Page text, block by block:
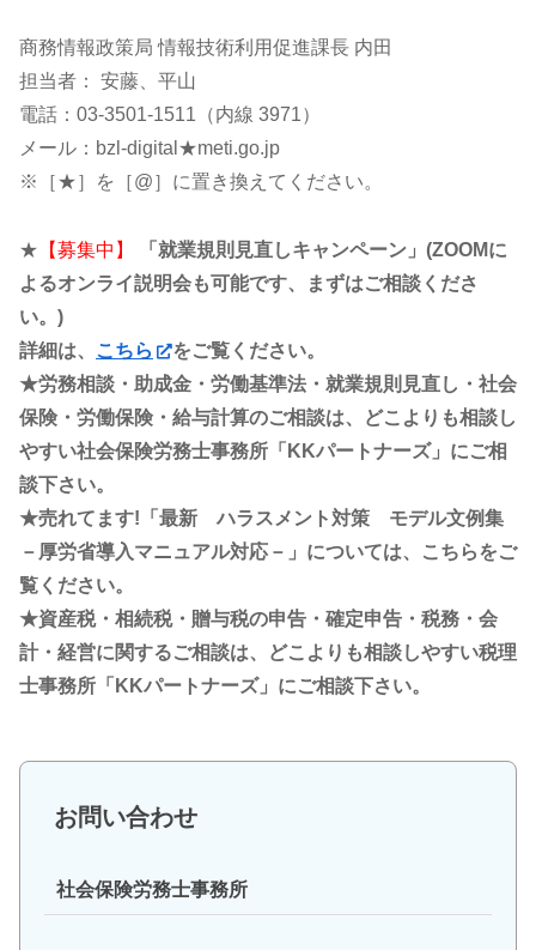
商務情報政策局 情報技術利用促進課長 内田
担当者： 安藤、平山
電話：03-3501-1511（内線 3971）
メール：bzl-digital★meti.go.jp
※［★］を［@］に置き換えてください。
★ 【募集中】
「就業規則見直しキャンペーン」(ZOOMに
よるオンライ説明会も可能です、まずはご相談くださ
い。)
詳細は、
こちら
をご覧ください。
★労務相談・助成金・労働基準法・就業規則見直し・社会
保険・労働保険・給与計算のご相談は、どこよりも相談し
やすい社会保険労務士事務所「KKパートナーズ」にご相
談下さい。
★売れてます!「最新 ハラスメント対策 モデル文例集
－厚労省導入マニュアル対応－」については、こちらをご
覧ください。
★資産税・相続税・贈与税の申告・確定申告・税務・会
計・経営に関するご相談は、どこよりも相談しやすい税理
士事務所「KKパートナーズ」にご相談下さい。
お問い合わせ
社会保険労務士事務所